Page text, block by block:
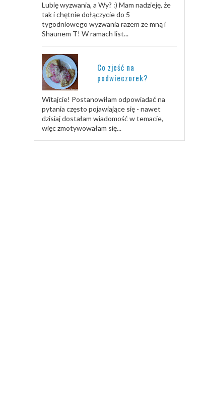
Lubię wyzwania, a Wy? :) Mam nadzieję, że
tak i chętnie dołączycie do 5
tygodniowego wyzwania razem ze mną i
Shaunem T! W ramach list...
Co zjeść na
podwieczorek?
Witajcie! Postanowiłam odpowiadać na
pytania często pojawiające się - nawet
dzisiaj dostałam wiadomość w temacie,
więc zmotywowałam się...